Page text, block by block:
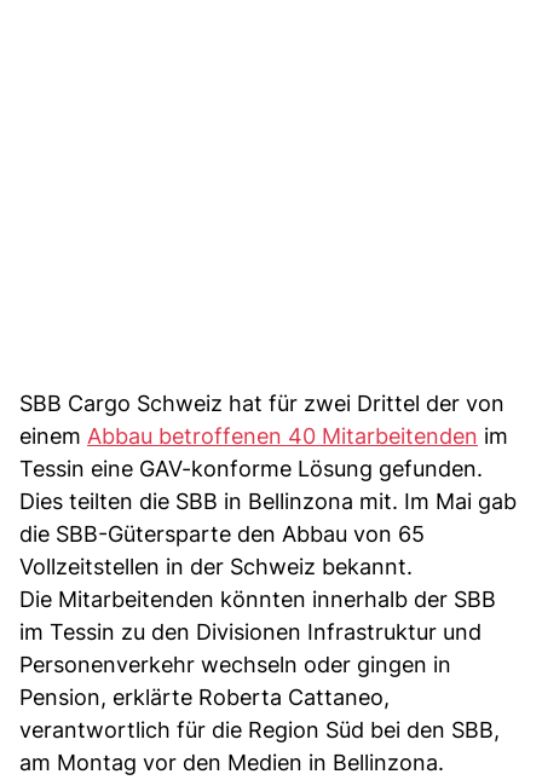
SBB Cargo Schweiz hat für zwei Drittel der von
einem Abbau betroffenen 40 Mitarbeitenden im
Tessin eine GAV-konforme Lösung gefunden.
Dies teilten die SBB in Bellinzona mit. Im Mai gab
die SBB-Gütersparte den Abbau von 65
Vollzeitstellen in der Schweiz bekannt.
Die Mitarbeitenden könnten innerhalb der SBB
im Tessin zu den Divisionen Infrastruktur und
Personenverkehr wechseln oder gingen in
Pension, erklärte Roberta Cattaneo,
verantwortlich für die Region Süd bei den SBB,
am Montag vor den Medien in Bellinzona.